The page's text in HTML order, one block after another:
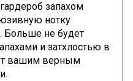
запахом
нотку
не будет
и затхлостью в
вашим верным